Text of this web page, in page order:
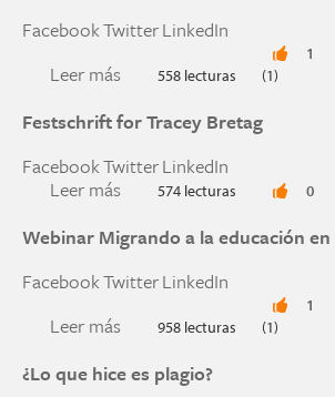
FacebookTwitterLinkedIn
Leer más sobre El lado oscuro de las
558 lecturas
1
(1)
Festschrift for Tracey Bretag
FacebookTwitterLinkedIn
Leer más sobre Festschrift for Tracey
574 lecturas 0
Webinar Migrando a la educación
FacebookTwitterLinkedIn
Leer más sobre Webinar Migrando
958 lecturas
1
(1)
¿Lo que hice es plagio?